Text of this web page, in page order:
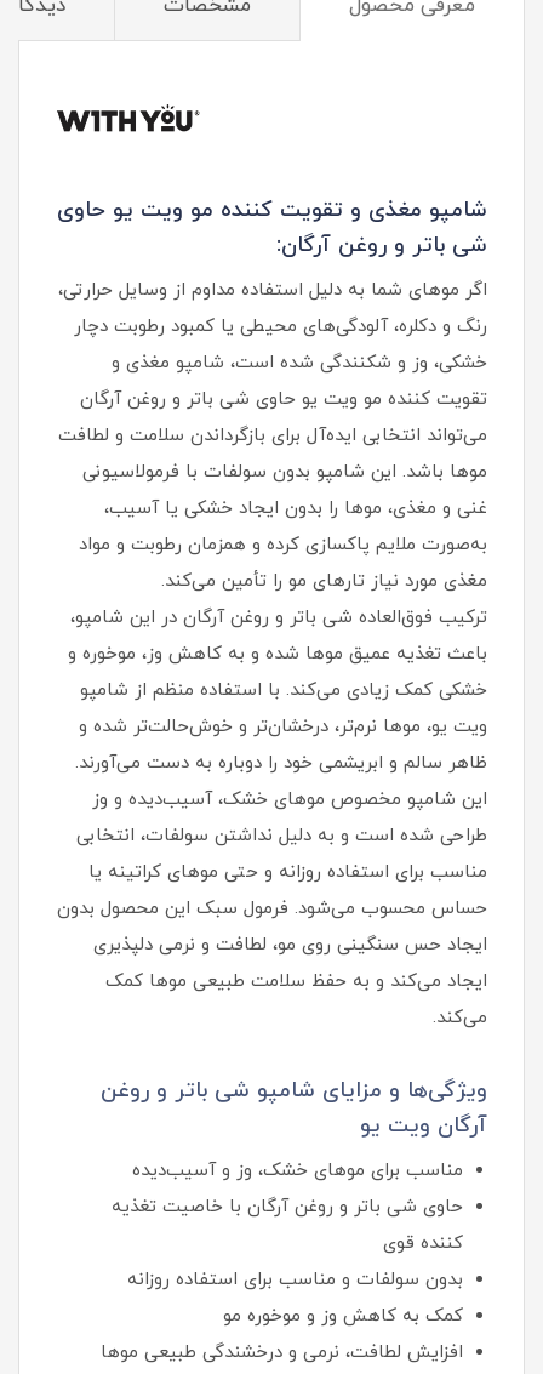
معرفی محصول مشخصات
شامپو مغذی و تقویت کننده مو ویت یو حاوی
شی باتر و روغن آرگان:
اگر موهای شما به دلیل استفاده مداوم از وسایل حرارتی،
رنگ و دکلره، آلودگی‌های محیطی یا کمبود رطوبت دچار
خشکی، وز و شکنندگی شده است، شامپو مغذی و
تقویت کننده مو ویت یو حاوی شی باتر و روغن آرگان
می‌تواند انتخابی ایده‌آل برای بازگرداندن سلامت و لطافت
موها باشد. این شامپو بدون سولفات با فرمولاسیونی
غنی و مغذی، موها را بدون ایجاد خشکی یا آسیب،
به‌صورت ملایم پاکسازی کرده و همزمان رطوبت و مواد
مغذی مورد نیاز تارهای مو را تأمین می‌کند.
ترکیب فوق‌العاده شی باتر و روغن آرگان در این شامپو،
باعث تغذیه عمیق موها شده و به کاهش وز، موخوره و
خشکی کمک زیادی می‌کند. با استفاده منظم از شامپو
ویت یو، موها نرم‌تر، درخشان‌تر و خوش‌حالت‌تر شده و
ظاهر سالم و ابریشمی خود را دوباره به دست می‌آورند.
این شامپو مخصوص موهای خشک، آسیب‌دیده و وز
طراحی شده است و به دلیل نداشتن سولفات، انتخابی
مناسب برای استفاده روزانه و حتی موهای کراتینه یا
حساس محسوب می‌شود. فرمول سبک این محصول بدون
ایجاد حس سنگینی روی مو، لطافت و نرمی دلپذیری
ایجاد می‌کند و به حفظ سلامت طبیعی موها کمک
می‌کند.
ویژگی‌ها و مزایای شامپو شی باتر و روغن
آرگان ویت یو
مناسب برای موهای خشک، وز و آسیب‌دیده
حاوی شی باتر و روغن آرگان با خاصیت تغذیه
کننده قوی
بدون سولفات و مناسب برای استفاده روزانه
کمک به کاهش وز و موخوره مو
افزایش لطافت، نرمی و درخشندگی طبیعی موها